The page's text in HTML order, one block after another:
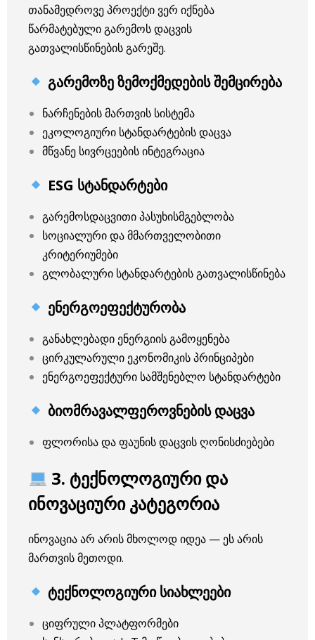
თანამედროვე პროექტი ვერ იქნება
წარმატებული გარემოს დაცვის
გათვალისწინების გარეშე.
გარემოზე ზემოქმედების შემცირება
ნარჩენების მართვის სისტემა
ეკოლოგიური სტანდარტების დაცვა
მწვანე სივრცეების ინტეგრაცია
ESG სტანდარტები
გარემოსდაცვითი პასუხისმგებლობა
სოციალური და მმართველობითი
კრიტერიუმები
გლობალური სტანდარტების გათვალისწინება
ენერგოეფექტურობა
განახლებადი ენერგიის გამოყენება
ცირკულარული ეკონომიკის პრინციპები
ენერგოეფექტური სამშენებლო სტანდარტები
ბიომრავალფეროვნების დაცვა
ფლორისა და ფაუნის დაცვის ღონისძიებები
3. ტექნოლოგიური და
ინოვაციური კატეგორია
ინოვაცია არ არის მხოლოდ იდეა — ეს არის
მართვის მეთოდი.
ტექნოლოგიური სიახლეები
ციფრული პლატფორმები